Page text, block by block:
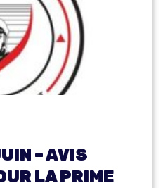
– AVIS
LA PRIME